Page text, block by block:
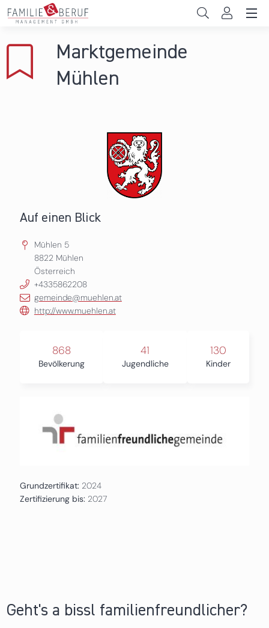
Direkt zum Inhalt
Gemeinden
Marktgemeinde
Mühlen
Auf einen Blick
Mühlen 5
8822 Mühlen
Österreich
+4335862208
gemeinde@muehlen.at
http://www.muehlen.at
868
Bevölkerung
41
Jugendliche
130
Kinder
Grundzertifikat: 2024
Zertifizierung bis: 2027
Geht's a bissl familienfreundlicher?